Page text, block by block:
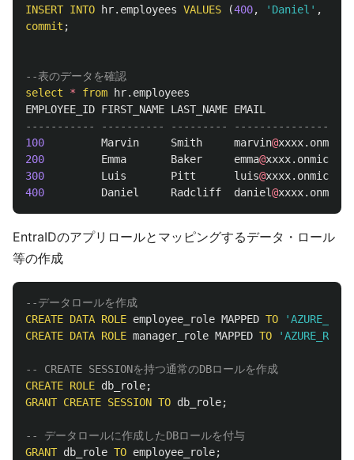
INSERT INTO hr. employees VALUES (400, 'Daniel' ,
commit ;
--表のデータを確認
select
* from hr. employees
EMPLOYEE_ID FIRST_NAME LAST_NAME EMAIL
----------- ---------- ---------
100
Marvin Smith marvin@xxxx.
200
Emma Baker emma@xxxx.
300
Luis Pitt luis@xxxx.
400
Daniel Radcliff daniel@xxxx.
EntraIDのアプリロールとマッピングするデータ・ロール
等の作成
--データロールを作成
CREATE DATA ROLE employee_role MAPPED TO
CREATE DATA ROLE manager_role MAPPED TO
-- CREATE SESSIONを持つ通常のDBロールを作成
CREATE ROLE db_role;
GRANT CREATE SESSION TO db_role;
-- データロールに作成したDBロールを付与
GRANT db_role TO employee_role;